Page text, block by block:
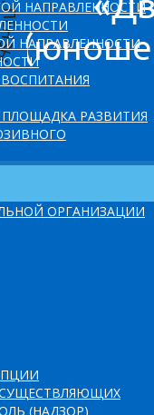
НАПРАВЛЕННОСТИ
НАПРАВЛЕННОСТИ
ПЛОЩАДКА РАЗВИТИЯ
ОРГАНИЗАЦИИ
(НАДЗОР)